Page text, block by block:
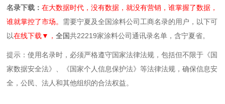
名录下载：在大数据时代，没有数据，就没有营销，谁掌握了数据，
谁就掌控了市场。 需要宁夏及全国涂料公司工商名录的用户，以下可
以在线下载▼，全国共22219家涂料公司通讯录名单，含宁夏省。
提示：使用名录时，必须严格遵守国家法律法规，包括但不限于《国
家数据安全法》、《国家个人信息保护法》等‌法律法规，确保信息安
全，公民、法人和其他组织的合法权益。